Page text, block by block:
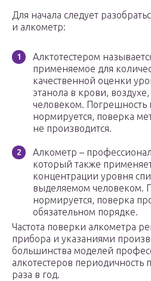
Для начала следует
и алкометр:
Алктотестером
применяемое для
качественной оценки
этанола в крови,
человеком. Погрешность
нормируется, поверка
не производится.
Алкометр –
который также
концентрации уровня
выделяемом человеком.
нормируется, поверка
обязательном порядке.
Частота поверки алкометра
прибора и указаниями
большинства моделей
алкотестеров периодичность
раза в год.